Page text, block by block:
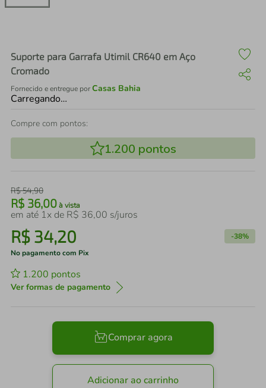
Suporte para Garrafa Utimil CR640 em Aço
Cromado
Fornecido e entregue porCasas Bahia
Carregando…
Compre com pontos:
1.200 pontos
R$54,90
R$ 36,00 à vista
em até 1x de R$ 36,00 s/juros
R$ 34,20 -38%
No pagamento com Pix
1.200 pontos
Ver formas de pagamento
Comprar agora
Adicionar ao carrinho